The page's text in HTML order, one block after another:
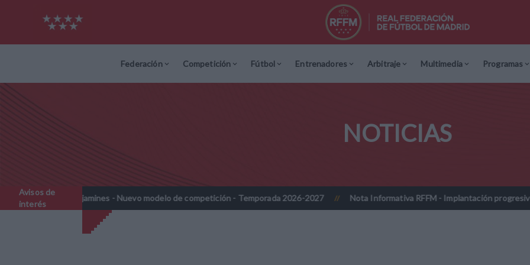
Federación Competición Fútbol Entrenadores Arbitraje Multimedia Programas
NOTICIAS
Avisos de
interés
- Nuevo modelo de competición - Temporada 2026-2027 // Nota Informativa RFFM - Implantación progresiva de la firma